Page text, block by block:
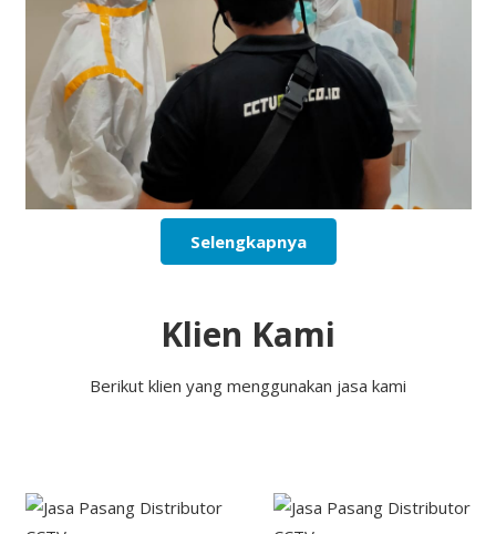
Selengkapnya
Klien Kami
Berikut klien yang menggunakan jasa kami